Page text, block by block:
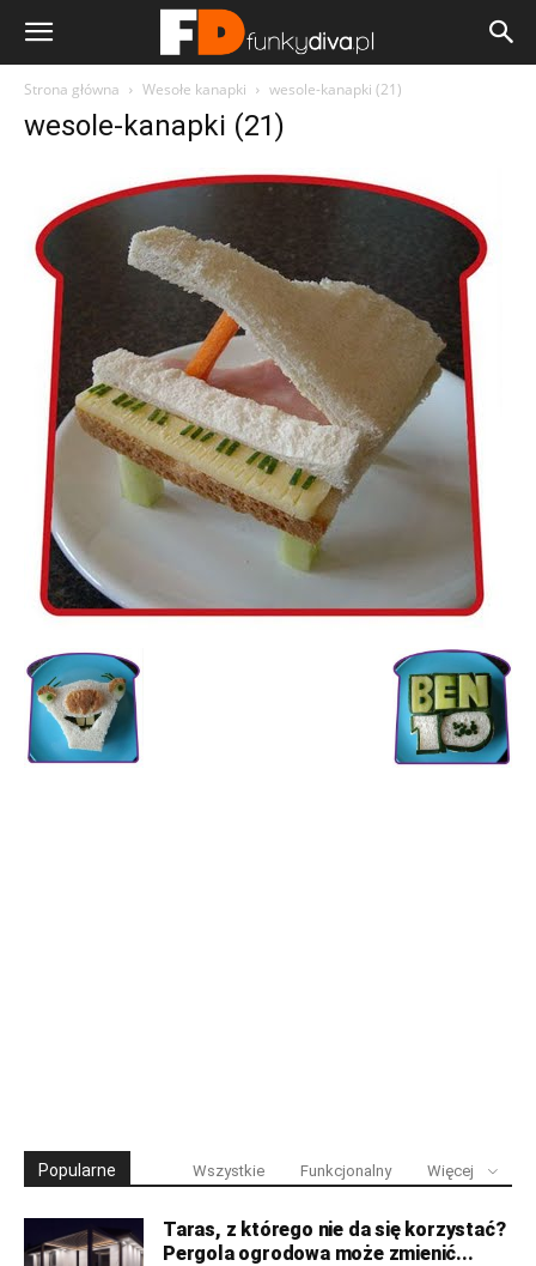
Strona główna Wesołe kanapki wesole-kanapki (21)
wesole-kanapki (21)
Popularne Wszystkie Funkcjonalny Więcej
Taras, z którego nie da się korzystać?
Pergola ogrodowa może zmienić...